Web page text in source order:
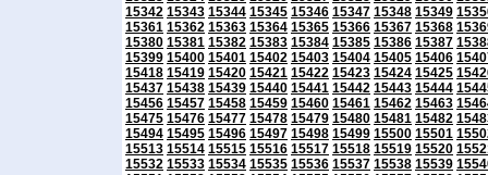
15342 15343 15344 15345 15346 15347 15348 15349
15361 15362 15363 15364 15365 15366 15367 15368
15380 15381 15382 15383 15384 15385 15386 15387
15399 15400 15401 15402 15403 15404 15405 15406
15418 15419 15420 15421 15422 15423 15424 15425
15437 15438 15439 15440 15441 15442 15443 15444
15456 15457 15458 15459 15460 15461 15462 15463
15475 15476 15477 15478 15479 15480 15481 15482
15494 15495 15496 15497 15498 15499 15500 15501
15513 15514 15515 15516 15517 15518 15519 15520
15532 15533 15534 15535 15536 15537 15538 15539